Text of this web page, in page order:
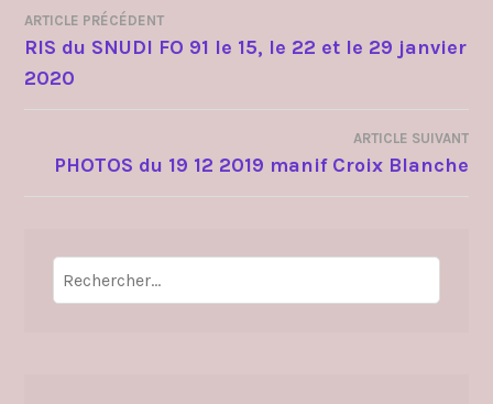
NAVIGATION
DE
ARTICLE PRÉCÉDENT
RIS du SNUDI FO 91 le 15, le 22 et le 29 janvier
2020
ARTICLE SUIVANT
PHOTOS du 19 12 2019 manif Croix Blanche
Rechercher :